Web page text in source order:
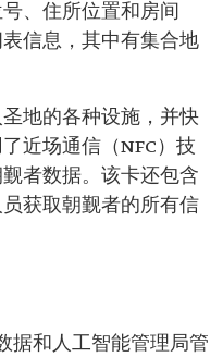
、住所位置和房间
信息，其中有集合地
地的各种设施，并快
近场通信（NFC）技
者数据。该卡还包含
获取朝觐者的所有信
据和人工智能管理局管